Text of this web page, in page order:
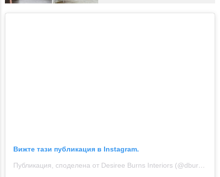
Вижте тази публикация в Instagram.
Публикация, споделена от Desiree Burns Interiors (@dburnsinteriors)